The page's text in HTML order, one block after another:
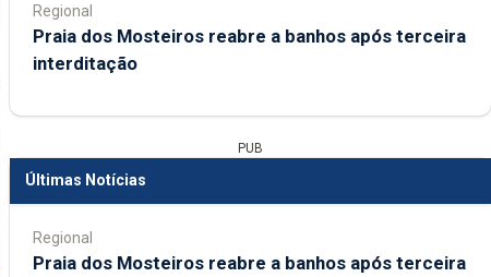
Regional
Praia dos Mosteiros reabre a banhos após terceira
interditação
PUB
Últimas Notícias
Regional
Praia dos Mosteiros reabre a banhos após terceira